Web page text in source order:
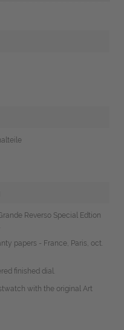
Reverso Special Edtion
papers - France, Paris, oct.
finished dial.
with the original Art